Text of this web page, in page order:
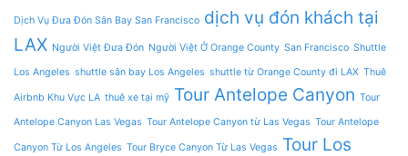
Dịch Vụ Đưa Đón Sân Bay San Francisco dịch vụ đón khách tại
LAX Người Việt Đưa Đón Người Việt Ở Orange County San Francisco Shuttle
Los Angeles shuttle sân bay Los Angeles shuttle từ Orange County đi LAX Thuê
Airbnb Khu Vực LA thuê xe tại mỹ Tour Antelope Canyon Tour
Antelope Canyon Las Vegas Tour Antelope Canyon từ Las Vegas Tour Antelope
Canyon Từ Los Angeles Tour Bryce Canyon Từ Las Vegas Tour Los